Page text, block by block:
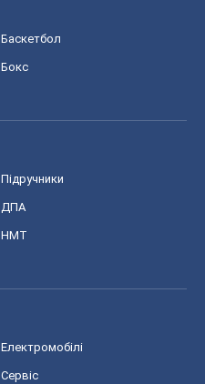
Баскетбол
Бокс
Підручники
ДПА
НМТ
Електромобілі
Сервіс